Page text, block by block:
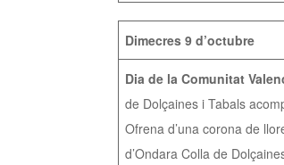
Dimecres 9 d’octubre
Dia de la Comunitat
de Dolçaines i Tabals
Ofrena d’una corona de
d’Ondara Colla de